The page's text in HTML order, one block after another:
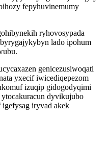
fepyhuvinemumy
ryhovosypada
lado ipohum
genicezusiwoqati
yxecif iwicediqepezom
izuqip gidogodyqimi
dyvikujubo
iryvad akek